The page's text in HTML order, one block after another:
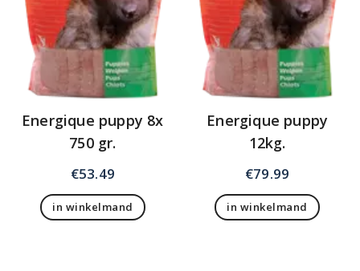
Energique puppy 8x
750 gr.
€53.49
in winkelmand
Energique puppy
12kg.
€79.99
in winkelmand